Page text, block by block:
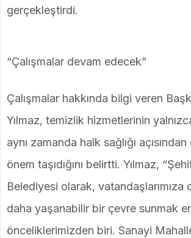
gerçekleştirdi.
“Çalışmalar devam edecek”
Çalışmalar hakkında bilgi veren
Yılmaz, temizlik hizmetlerinin
aynı zamanda halk sağlığı
önem taşıdığını belirtti. Yılmaz,
Belediyesi olarak, vatandaşlarımıza
daha yaşanabilir bir çevre sunmak
önceliklerimizden biri. Sanayi